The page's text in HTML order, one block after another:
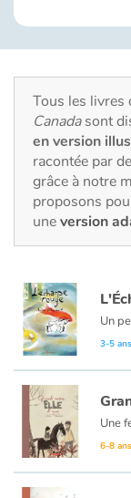
Contes d'ici et
Fable, mythe,
Princesses et
Ogres, monstres
Écologie, nature,
Les animaux
Voyage, épopée,
Autour du monde
Apprentissage
Tous les livres
Canadasont
en version
racontée par
grâce à notre
proposons
uneversion
3-5 ans
6-8 ans